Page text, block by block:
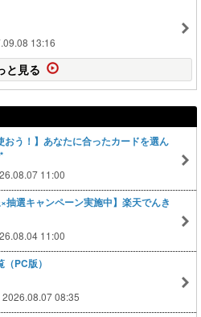
13:16
と見る
おう！】あなたに合ったカードを選ん
11:00
抽選キャンペーン実施中】楽天でんき
11:00
PC版）
2026.08.07 08:35